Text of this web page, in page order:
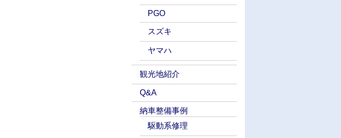
PGO
スズキ
ヤマハ
観光地紹介
Q&A
納車整備事例
駆動系修理